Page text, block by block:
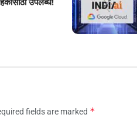
fields are marked *